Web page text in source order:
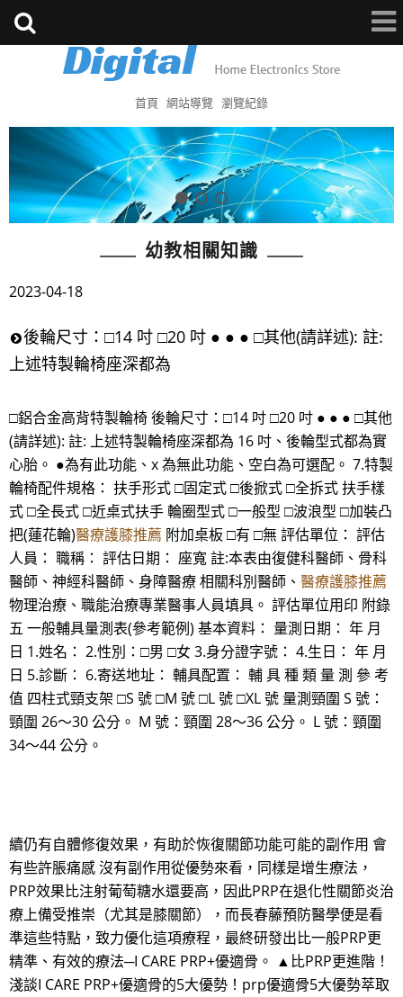
首頁 網站導覽 瀏覽紀錄
幼教相關知識
2023-04-18
後輪尺寸：□14 吋 □20 吋 ● ● ● □其他(請詳述): 註:
上述特製輪椅座深都為
□鋁合金高背特製輪椅 後輪尺寸：□14 吋 □20 吋 ● ● ● □其他
(請詳述): 註: 上述特製輪椅座深都為 16 吋、後輪型式都為實
心胎。 ●為有此功能、x 為無此功能、空白為可選配。 7.特製
輪椅配件規格： 扶手形式 □固定式 □後掀式 □全拆式 扶手樣
式 □全長式 □近桌式扶手 輪圈型式 □一般型 □波浪型 □加裝凸
把(蓮花輪)醫療護膝推薦 附加桌板 □有 □無 評估單位： 評估
人員： 職稱： 評估日期： 座寬 註:本表由復健科醫師、骨科
醫師、神經科醫師、身障醫療 相關科別醫師、 醫療護膝推薦
物理治療、職能治療專業醫事人員填具。 評估單位用印 附錄
五 一般輔具量測表(參考範例) 基本資料： 量測日期： 年 月
日 1.姓名： 2.性別：□男 □女 3.身分證字號： 4.生日： 年 月
日 5.診斷： 6.寄送地址： 輔具配置： 輔 具 種 類 量 測 參 考
值 四柱式頸支架 □S 號 □M 號 □L 號 □XL 號 量測頸圍 S 號：
頸圍 26～30 公分。 M 號：頸圍 28～36 公分。 L 號：頸圍
34～44 公分。
續仍有自體修復效果，有助於恢復關節功能可能的副作用 會
有些許脹痛感 沒有副作用從優勢來看，同樣是增生療法，
PRP效果比注射葡萄糖水還要高，因此PRP在退化性關節炎治
療上備受推崇（尤其是膝關節），而長春藤預防醫學便是看
準這些特點，致力優化這項療程，最終研發出比一般PRP更
精準、有效的療法─I CARE PRP+優適骨。 ▲比PRP更進階！
淺談I CARE PRP+優適骨的5大優勢！prp優適骨5大優勢萃取